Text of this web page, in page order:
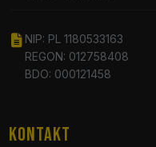
NIP: PL 1180533163
REGON: 012758408
BDO: 000121458
KONTAKT